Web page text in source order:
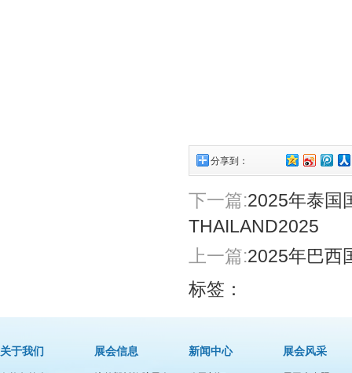
分享到：
下一篇:2025年泰国
THAILAND2025
上一篇:2025年巴西
标签：
关于我们 展会信息 新闻中心 展会风采